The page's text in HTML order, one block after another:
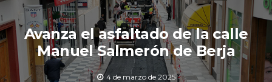
Avanza el asfaltado de la calle
Manuel Salmerón de Berja
4 de marzo de 2025